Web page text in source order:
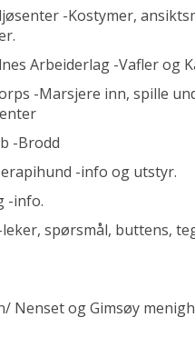
-Kostymer,
Arbeiderlag -Vafler og
-Marsjere inn, spille
-Brodd
-info og utstyr.
-info.
leker, spørsmål, buttens,
Nenset og Gimsøy